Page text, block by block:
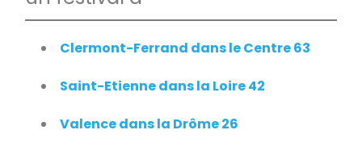
Clermont-Ferrand dans le Centre 63
Saint-Etienne dans la Loire 42
Valence dans la Drôme 26